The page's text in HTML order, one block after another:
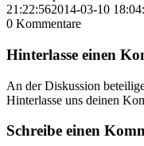
21:22:562014-03-10
0 Kommentare
Hinterlasse einen
An der Diskussion
Hinterlasse uns deinen
Schreibe einen